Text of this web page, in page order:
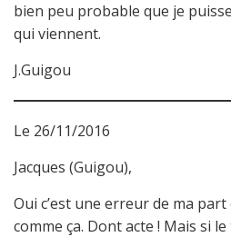
bien peu probable que je
qui viennent.
J.Guigou
Le 26/11/2016
Jacques (Guigou),
Oui c’est une erreur de ma
comme ça. Dont acte ! Mais si